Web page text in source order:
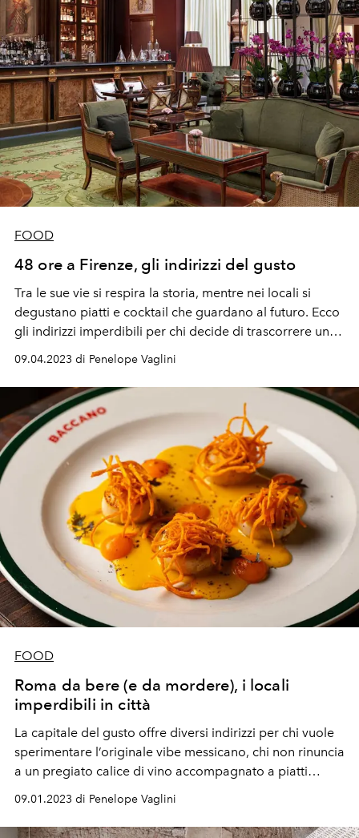
FOOD
48 ore a Firenze, gli indirizzi del gusto
Tra le sue vie si respira la storia, mentre nei locali si
degustano piatti e cocktail che guardano al futuro. Ecco
gli indirizzi imperdibili per chi decide di trascorrere un
weekend nel capoluogo toscano
09.04.2023 di Penelope Vaglini
FOOD
Roma da bere (e da mordere), i locali
imperdibili in città
La capitale del gusto offre diversi indirizzi per chi vuole
sperimentare l’originale vibe messicano, chi non rinuncia
a un pregiato calice di vino accompagnato a piatti
gourmet e chi preferisce dedicarsi alla pizza romana
croccante. Magari con un abbinamento di cocktail
d’autore.
09.01.2023 di Penelope Vaglini